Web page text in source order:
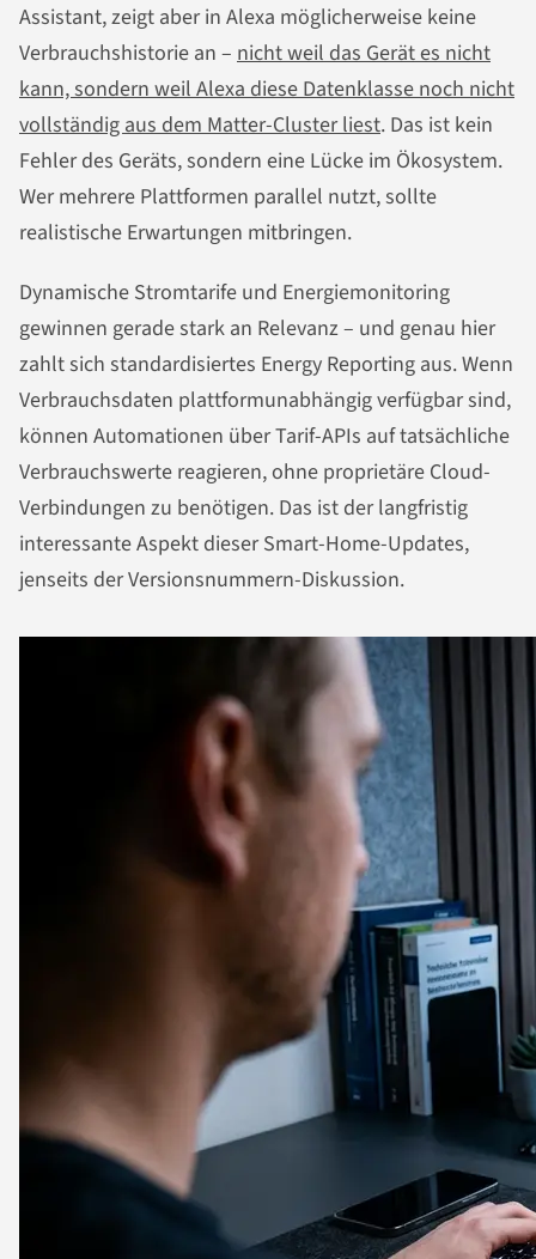
Assistant, zeigt aber in Alexa möglicherweise keine
Verbrauchshistorie an – nicht weil das Gerät es nicht
kann, sondern weil Alexa diese Datenklasse noch nicht
vollständig aus dem Matter-Cluster liest. Das ist kein
Fehler des Geräts, sondern eine Lücke im Ökosystem.
Wer mehrere Plattformen parallel nutzt, sollte
realistische Erwartungen mitbringen.
Dynamische Stromtarife und Energiemonitoring
gewinnen gerade stark an Relevanz – und genau hier
zahlt sich standardisiertes Energy Reporting aus. Wenn
Verbrauchsdaten plattformunabhängig verfügbar sind,
können Automationen über Tarif-APIs auf tatsächliche
Verbrauchswerte reagieren, ohne proprietäre Cloud-
Verbindungen zu benötigen. Das ist der langfristig
interessante Aspekt dieser Smart-Home-Updates,
jenseits der Versionsnummern-Diskussion.